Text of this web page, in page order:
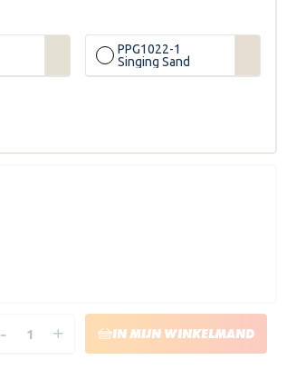
PPG1022-1
Singing Sand
ZN/ZX
HOEVEELHEID
- HOEVEELHEID
+ IN MIJN WINKELMAND